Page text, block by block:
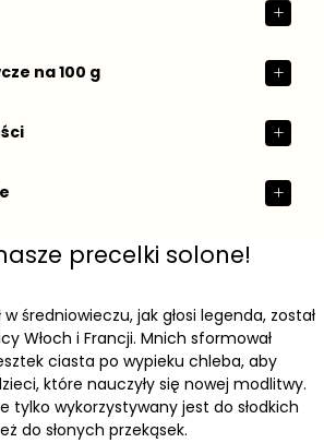
na 100 g
precelki solone!
średniowieczu, jak głosi legenda, został
Włoch i Francji. Mnich sformował
ciasta po wypieku chleba, aby
które nauczyły się nowej modlitwy.
tylko wykorzystywany jest do słodkich
do słonych przekąsek.